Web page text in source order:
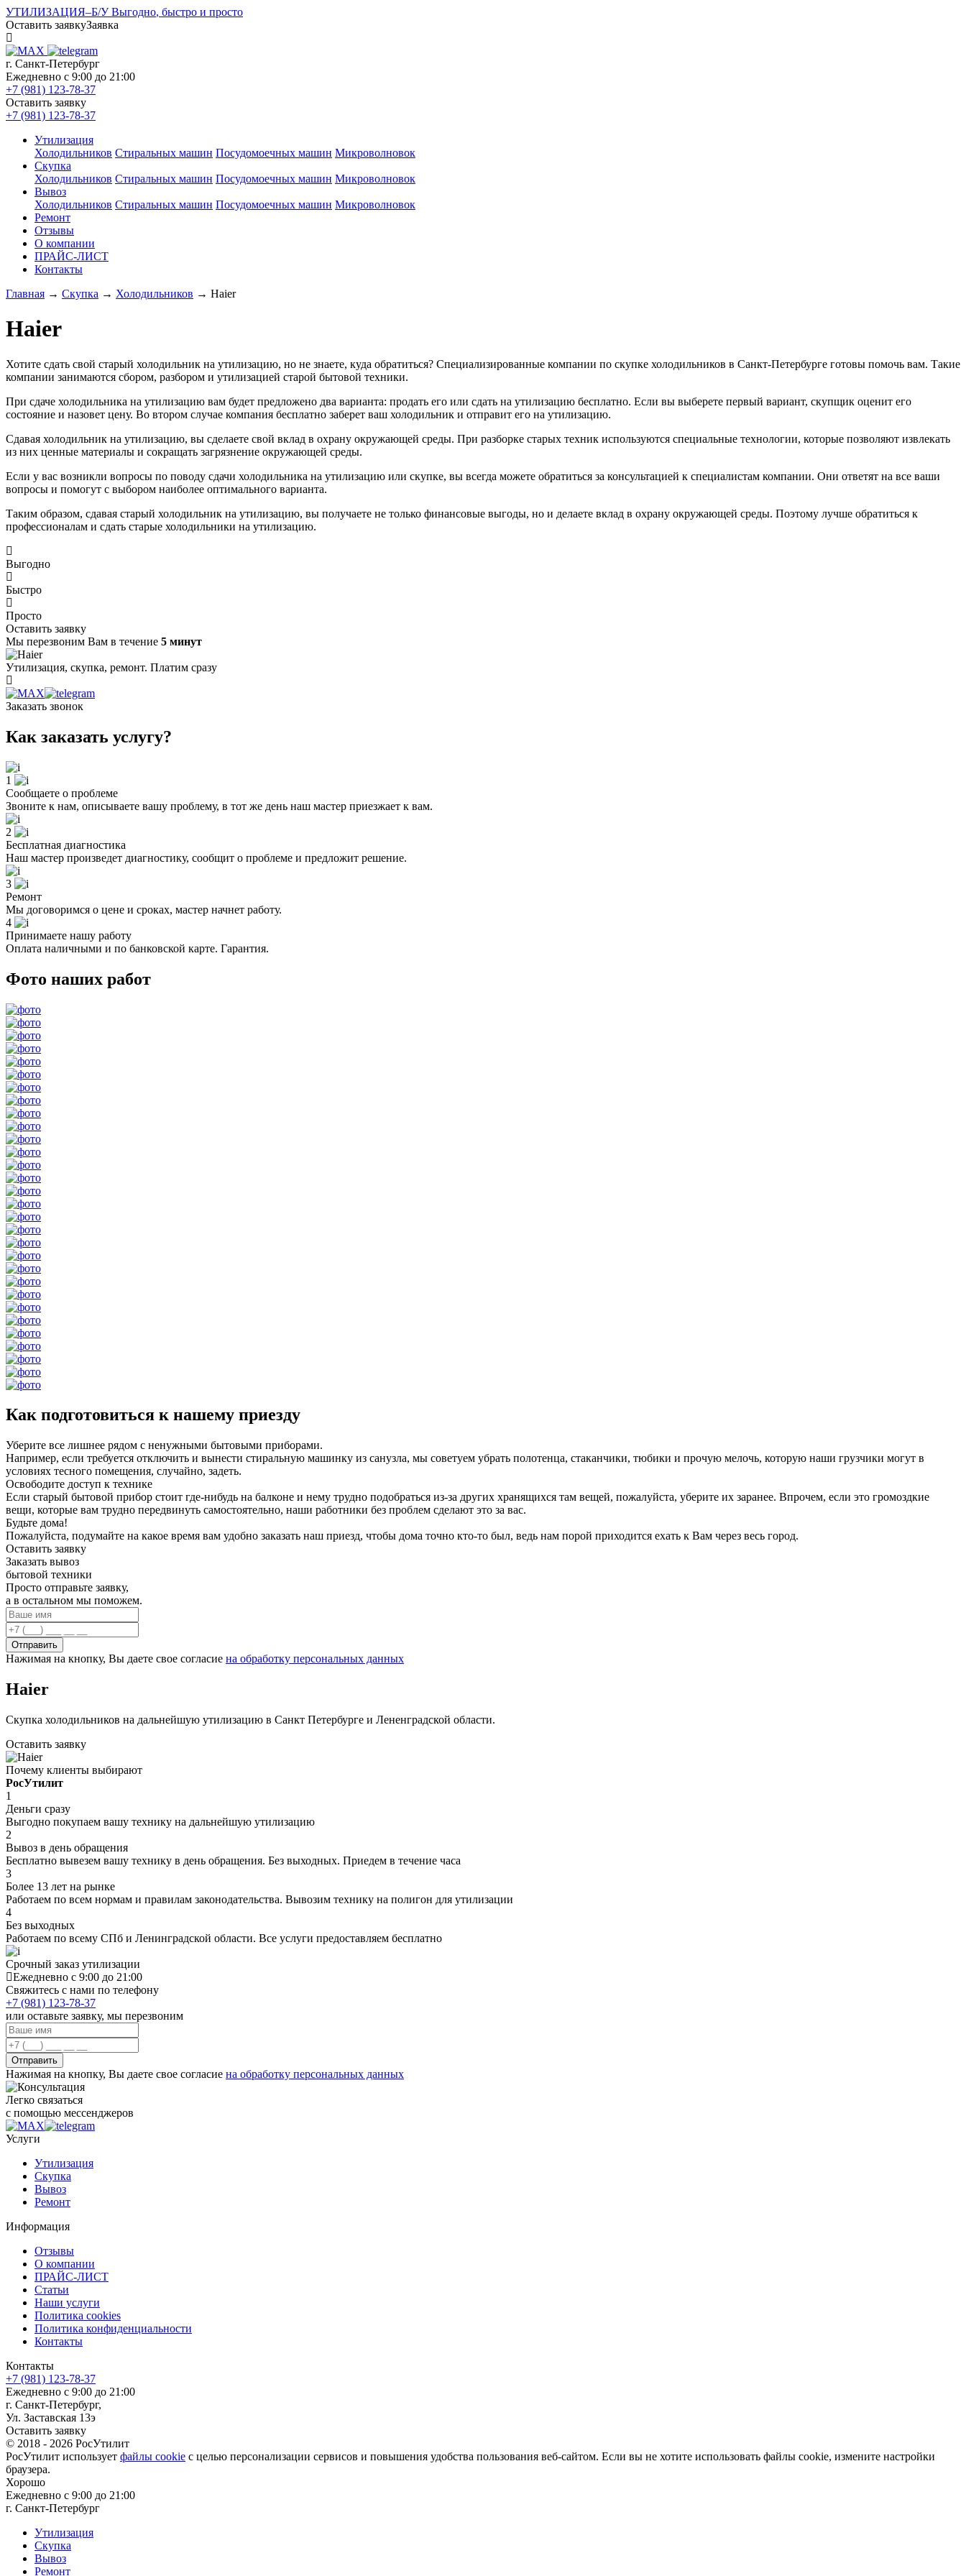
УТИЛИЗАЦИЯ–Б/У Выгодно, быстро и просто
Оставить заявкуЗаявка
г. Санкт-Петербург
Ежедневно с 9:00 до 21:00
+7 (981) 123-78-37
Оставить заявку
+7 (981) 123-78-37
Утилизация
Холодильников Стиральных машин Посудомоечных машин Микроволновок
Скупка
Холодильников Стиральных машин Посудомоечных машин Микроволновок
Вывоз
Холодильников Стиральных машин Посудомоечных машин Микроволновок
Ремонт
Отзывы
О компании
ПРАЙС-ЛИСТ
Контакты
Главная → Скупка → Холодильников → Haier
Haier
Хотите сдать свой старый холодильник на утилизацию, но не знаете, куда обратиться? Специализированные компании по скупке холодильников в Санкт-Петербурге готовы помочь вам. Такие
компании занимаются сбором, разбором и утилизацией старой бытовой техники.
При сдаче холодильника на утилизацию вам будет предложено два варианта: продать его или сдать на утилизацию бесплатно. Если вы выберете первый вариант, скупщик оценит его
состояние и назовет цену. Во втором случае компания бесплатно заберет ваш холодильник и отправит его на утилизацию.
Сдавая холодильник на утилизацию, вы сделаете свой вклад в охрану окружающей среды. При разборке старых техник используются специальные технологии, которые позволяют извлекать
из них ценные материалы и сокращать загрязнение окружающей среды.
Если у вас возникли вопросы по поводу сдачи холодильника на утилизацию или скупке, вы всегда можете обратиться за консультацией к специалистам компании. Они ответят на все ваши
вопросы и помогут с выбором наиболее оптимального варианта.
Таким образом, сдавая старый холодильник на утилизацию, вы получаете не только финансовые выгоды, но и делаете вклад в охрану окружающей среды. Поэтому лучше обратиться к
профессионалам и сдать старые холодильники на утилизацию.
Выгодно
Быстро
Просто
Оставить заявку
Мы перезвоним Вам в течение 5 минут
Утилизация, скупка, ремонт. Платим сразу
Заказать звонок
Как заказать услугу?
1
Сообщаете о проблеме
Звоните к нам, описываете вашу проблему, в тот же день наш мастер приезжает к вам.
2
Бесплатная диагностика
Наш мастер произведет диагностику, сообщит о проблеме и предложит решение.
3
Ремонт
Мы договоримся о цене и сроках, мастер начнет работу.
4
Принимаете нашу работу
Оплата наличными и по банковской карте. Гарантия.
Фото наших работ
Как подготовиться к нашему приезду
Уберите все лишнее рядом с ненужными бытовыми приборами.
Например, если требуется отключить и вынести стиральную машинку из санузла, мы советуем убрать полотенца, стаканчики, тюбики и прочую мелочь, которую наши грузчики могут в
условиях тесного помещения, случайно, задеть.
Освободите доступ к технике
Если старый бытовой прибор стоит где-нибудь на балконе и нему трудно подобраться из-за других хранящихся там вещей, пожалуйста, уберите их заранее. Впрочем, если это громоздкие
вещи, которые вам трудно передвинуть самостоятельно, наши работники без проблем сделают это за вас.
Будьте дома!
Пожалуйста, подумайте на какое время вам удобно заказать наш приезд, чтобы дома точно кто-то был, ведь нам порой приходится ехать к Вам через весь город.
Оставить заявку
Заказать вывоз
бытовой техники
Просто отправьте заявку,
а в остальном мы поможем.
Отправить
Нажимая на кнопку, Вы даете свое согласие на обработку персональных данных
Haier
Скупка холодильников на дальнейшую утилизацию в Санкт Петербурге и Лененградской области.
Оставить заявку
Почему клиенты выбирают
РосУтилит
1
Деньги сразу
Выгодно покупаем вашу технику на дальнейшую утилизацию
2
Вывоз в день обращения
Бесплатно вывезем вашу технику в день обращения. Без выходных. Приедем в течение часа
3
Более 13 лет на рынке
Работаем по всем нормам и правилам законодательства. Вывозим технику на полигон для утилизации
4
Без выходных
Работаем по всему СПб и Ленинградской области. Все услуги предоставляем бесплатно
Срочный заказ утилизации
Ежедневно с 9:00 до 21:00
Свяжитесь с нами по телефону
+7 (981) 123-78-37
или оставьте заявку, мы перезвоним
Отправить
Нажимая на кнопку, Вы даете свое согласие на обработку персональных данных
Легко связаться
с помощью мессенджеров
Услуги
Утилизация
Скупка
Вывоз
Ремонт
Информация
Отзывы
О компании
ПРАЙС-ЛИСТ
Статьи
Наши услуги
Политика cookies
Политика конфиденциальности
Контакты
Контакты
+7 (981) 123-78-37
Ежедневно с 9:00 до 21:00
г. Санкт-Петербург,
Ул. Заставская 13э
Оставить заявку
© 2018 - 2026 РосУтилит
РосУтилит использует файлы cookie с целью персонализации сервисов и повышения удобства пользования веб-сайтом. Если вы не хотите использовать файлы cookie, измените настройки
браузера.
Хорошо
Ежедневно с 9:00 до 21:00
г. Санкт-Петербург
Утилизация
Скупка
Вывоз
Ремонт